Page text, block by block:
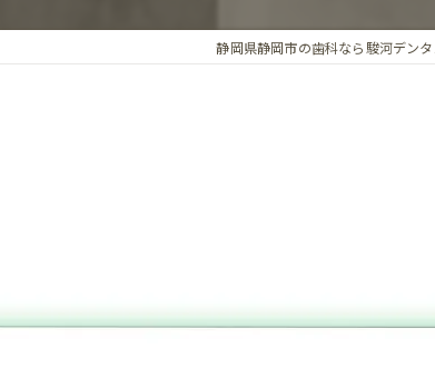
保険歯科診療
静岡県静岡市の歯科なら駿河デン